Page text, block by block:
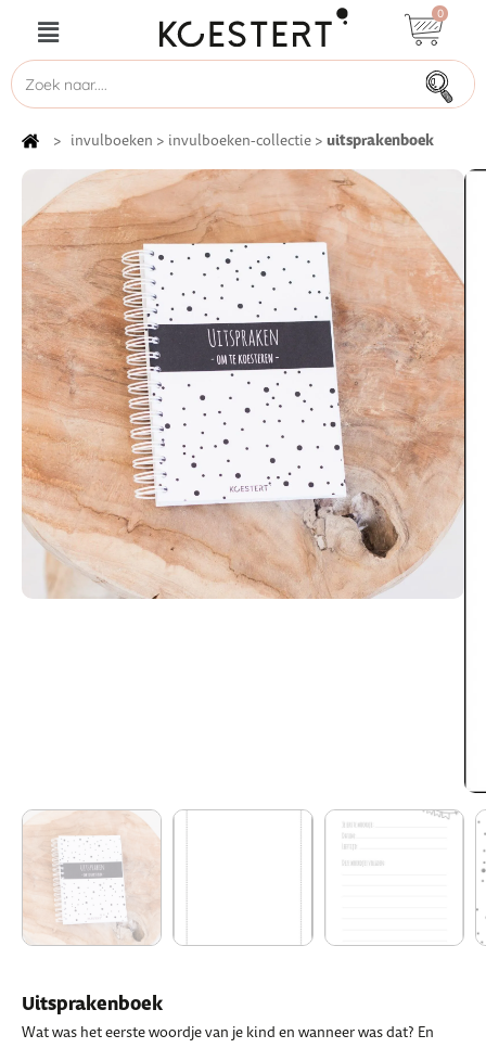
0
> invulboeken > invulboeken-collectie > uitsprakenboek
Uitsprakenboek
Wat was het eerste woordje van je kind en wanneer was dat? En